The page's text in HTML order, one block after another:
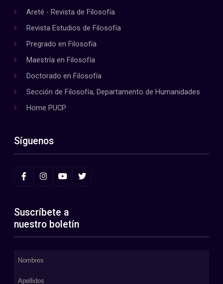
Areté - Revista de Filosofía
Revista Estudios de Filosofía
Pregrado en Filosofía
Maestría en Filosofía
Doctorado en Filosofía
Sección de Filosofía, Departamento de Humanidades
Home PUCP
Síguenos
Suscríbete a
nuestro boletín